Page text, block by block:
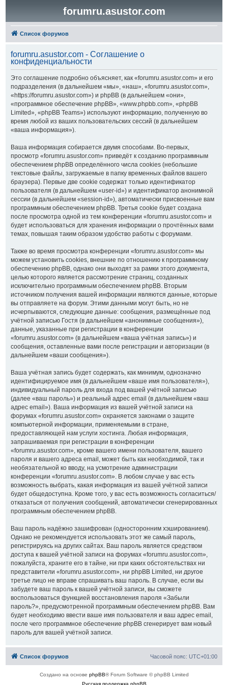
forumru.asustor.com
Список форумов
forumru.asustor.com - Соглашение о
конфиденциальности
Это соглашение подробно объясняет, как «forumru.asustor.com» и его
подразделения (в дальнейшем «мы», «наш», «forumru.asustor.com»,
«https://forumru.asustor.com») и phpBB (в дальнейшем «они»,
«программное обеспечение phpBB», «www.phpbb.com», «phpBB
Limited», «phpBB Teams») используют информацию, полученную во
время любой из ваших пользовательских сессий (в дальнейшем
«ваша информация»).
Ваша информация собирается двумя способами. Во-первых,
просмотр «forumru.asustor.com» приведёт к созданию программным
обеспечением phpBB определённого числа cookies (небольшие
текстовые файлы, загружаемые в папку временных файлов вашего
браузера). Первые две cookie содержат только идентификатор
пользователя (в дальнейшем «user-id») и идентификатор анонимной
сессии (в дальнейшем «session-id»), автоматически присвоенные вам
программным обеспечением phpBB. Третья cookie будет создана
после просмотра одной из тем конференции «forumru.asustor.com» и
будет использоваться для хранения информации о прочтённых вами
темах, повышая таким образом удобство работы с форумами.
Также во время просмотра конференции «forumru.asustor.com» мы
можем установить cookies, внешние по отношению к программному
обеспечению phpBB, однако они выходят за рамки этого документа,
целью которого является рассмотрение страниц, созданных
исключительно программным обеспечением phpBB. Вторым
источником получения вашей информации являются данные, которые
вы отправляете на форум. Этими данными могут быть, но не
исчерпываются, следующие данные: сообщения, размещённые под
учётной записью Гостя (в дальнейшем «анонимные сообщения»),
данные, указанные при регистрации в конференции
«forumru.asustor.com» (в дальнейшем «ваша учётная запись») и
сообщения, оставленные вами после регистрации и авторизации (в
дальнейшем «ваши сообщения»).
Ваша учётная запись будет содержать, как минимум, однозначно
идентифицируемое имя (в дальнейшем «ваше имя пользователя»),
индивидуальный пароль для входа под вашей учётной записью
(далее «ваш пароль») и реальный адрес email (в дальнейшем «ваш
адрес email»). Ваша информация из вашей учётной записи на
форумах «forumru.asustor.com» охраняется законами о защите
компьютерной информации, применяемыми в стране,
предоставляющей нам услуги хостинга. Любая информация,
запрашиваемая при регистрации в конференции
«forumru.asustor.com», кроме вашего имени пользователя, вашего
пароля и вашего адреса email, может быть как необходимой, так и
необязательной ко вводу, на усмотрение администрации
конференции «forumru.asustor.com». В любом случае у вас есть
возможность выбрать, какая информация из вашей учётной записи
будет общедоступна. Кроме того, у вас есть возможность согласиться/
отказаться от получения сообщений, автоматически сгенерированных
программным обеспечением phpBB.
Ваш пароль надёжно зашифрован (односторонним хэшированием).
Однако не рекомендуется использовать этот же самый пароль,
регистрируясь на других сайтах. Ваш пароль является средством
доступа к вашей учётной записи на форумах «forumru.asustor.com»,
пожалуйста, храните его в тайне, ни при каких обстоятельствах ни
представители «forumru.asustor.com», ни phpBB Limited, ни другое
третье лицо не вправе спрашивать ваш пароль. В случае, если вы
забудете ваш пароль к вашей учётной записи, вы сможете
воспользоваться функцией восстановления пароля «Забыли
пароль?», предусмотренной программным обеспечением phpBB. Вам
будет необходимо ввести ваше имя пользователя и ваш адрес email,
после чего программное обеспечение phpBB сгенерирует вам новый
пароль для вашей учётной записи.
Список форумов Часовой пояс: UTC+01:00
Создано на основе phpBB® Forum Software © phpBB Limited
Русская поддержка phpBB